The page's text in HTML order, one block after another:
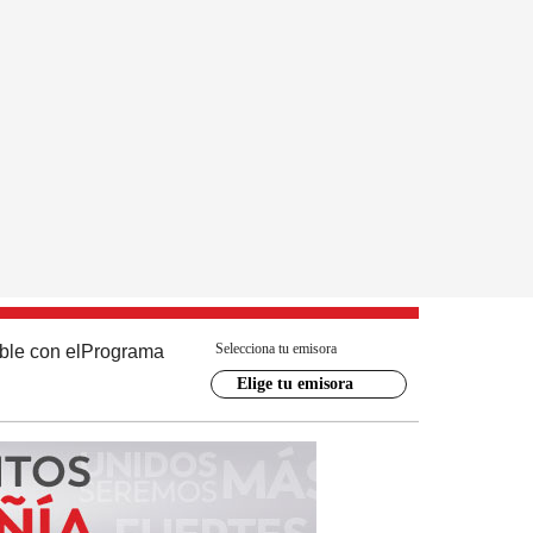
con el Programa Selecciona tu emisora
Elige tu emisora